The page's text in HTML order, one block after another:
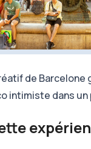
de Barcelone
intimiste dans